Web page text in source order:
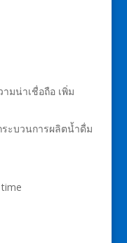
มน่าเชื่อถือ เพิ่ม
ะบวนการผลิตน้ำดื่ม